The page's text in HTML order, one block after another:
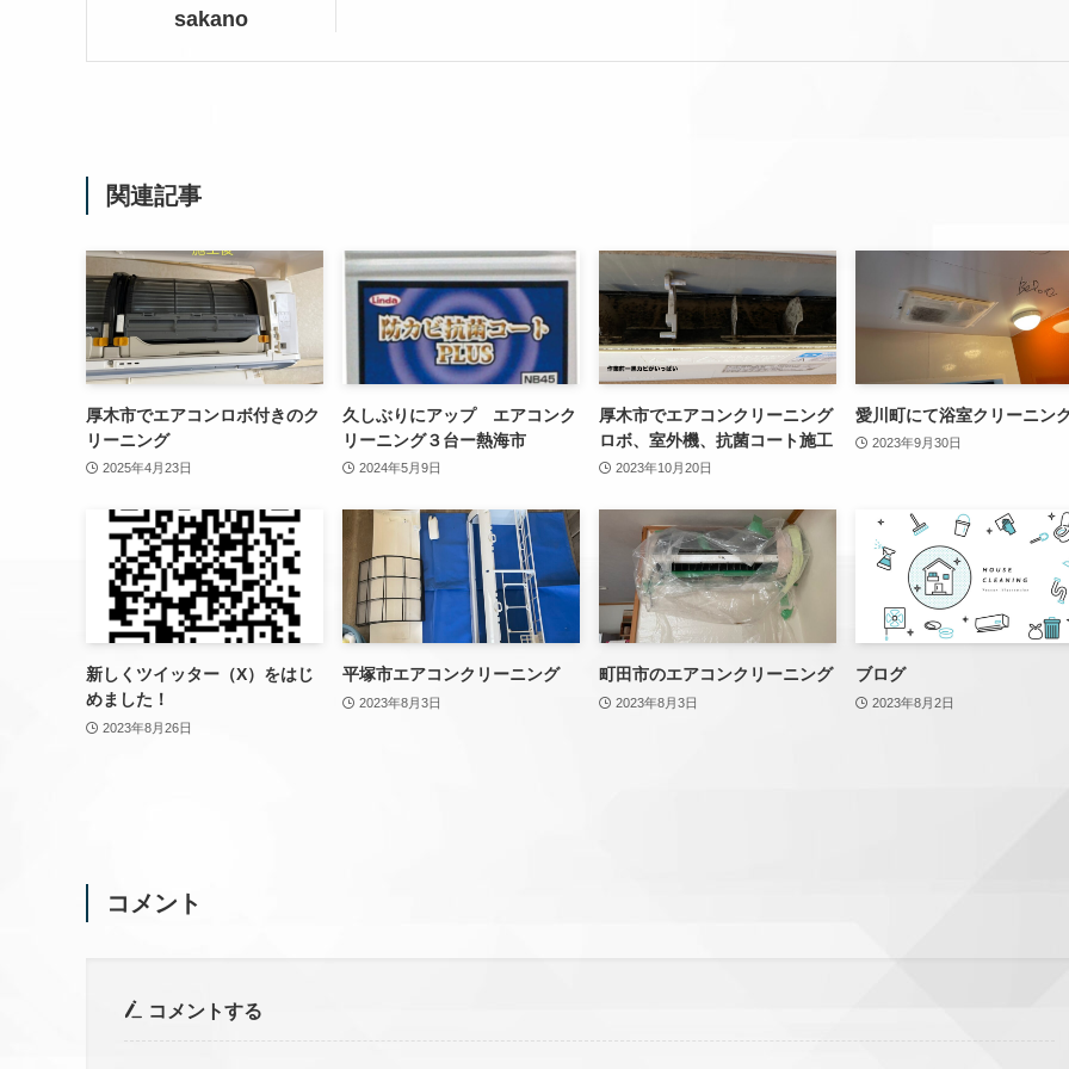
sakano
関連記事
厚木市でエアコンロボ付きのク
リーニング
2025年4月23日
久しぶりにアップ エアコンク
リーニング３台ー熱海市
2024年5月9日
厚木市でエアコンクリーニング
ロボ、室外機、抗菌コート施工
2023年10月20日
愛川町にて浴室クリーニン
2023年9月30日
新しくツイッター（X）をはじ
めました！
2023年8月26日
平塚市エアコンクリーニング
2023年8月3日
町田市のエアコンクリーニング
2023年8月3日
ブログ
2023年8月2日
コメント
コメントする